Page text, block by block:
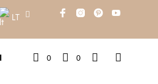
LT
0 0